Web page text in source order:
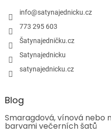
info@satynajednicku.cz
773 295 603
Šatynajedničku.cz
Satynajednicku
satynajednicku.cz
Blog
Smaragdová, vínová nebo
barvami večerních šatů